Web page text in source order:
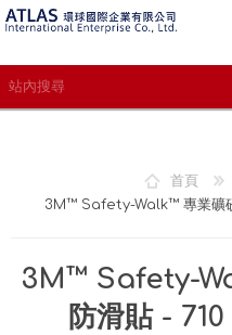
願望清單 (0)
首頁
3M™ Safety-Walk™ 專業礦
3M™ Safety-
防滑貼 -